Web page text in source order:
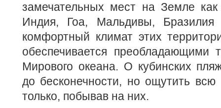
замечательных мест на Земле как
Индия, Гоа, Мальдивы,
комфортный климат этих
обеспечивается преобладающими
Мирового океана. О кубинских
до бесконечности, но ощутить
только, побывав на них.